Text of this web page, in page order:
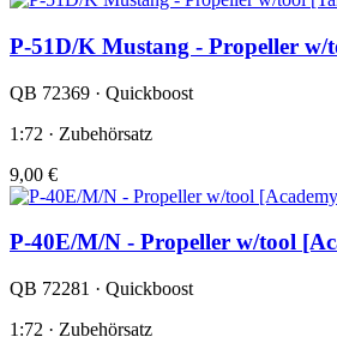
P-51D/K Mustang - Propeller w/
QB 72369 · Quickboost
1:72 · Zubehörsatz
9,00 €
P-40E/M/N - Propeller w/tool
QB 72281 · Quickboost
1:72 · Zubehörsatz